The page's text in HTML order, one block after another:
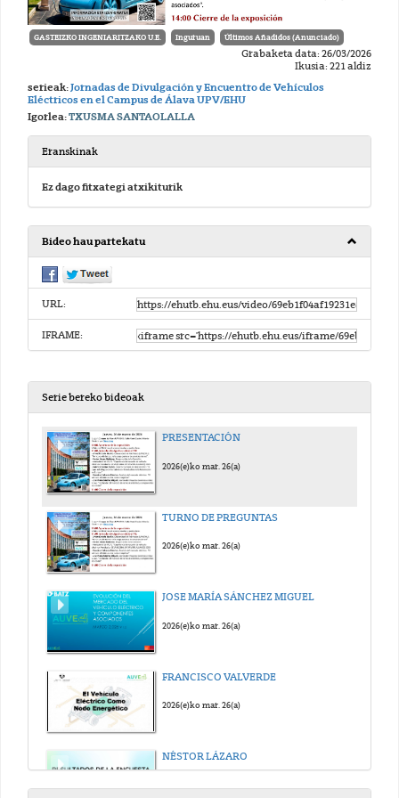
GASTEIZKO INGENIARITZAKO U.E. Inguruan Últimos Añadidos (Anunciado)
Grabaketa data: 26/03/2026
Ikusia: 221 aldiz
serieak:Jornadas de Divulgación y Encuentro de Vehículos
Eléctricos en el Campus de Álava UPV/EHU
Igorlea:TXUSMA SANTAOLALLA
Eranskinak
Ez dago fitxategi atxikiturik
Bideo hau partekatu
URL:
IFRAME:
Serie bereko bideoak
PRESENTACIÓN
2026(e)ko mar. 26(a)
TURNO DE PREGUNTAS
2026(e)ko mar. 26(a)
JOSE MARÍA SÁNCHEZ MIGUEL
2026(e)ko mar. 26(a)
FRANCISCO VALVERDE
2026(e)ko mar. 26(a)
NÉSTOR LÁZARO